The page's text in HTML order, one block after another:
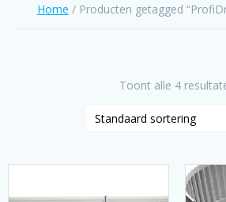
Home / Producten getagged
Toont alle 4